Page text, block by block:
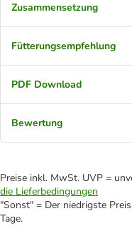
Zusammensetzung
Fütterungsempfehlung
PDF Download
Bewertung
Preise inkl. MwSt. UVP =
die Lieferbedingungen
"Sonst" = Der niedrigste
Tage.